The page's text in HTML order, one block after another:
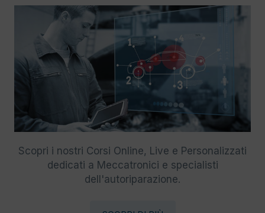
Scopri i nostri Corsi Online, Live e Personalizzati
dedicati a Meccatronici e specialisti
dell'autoriparazione.